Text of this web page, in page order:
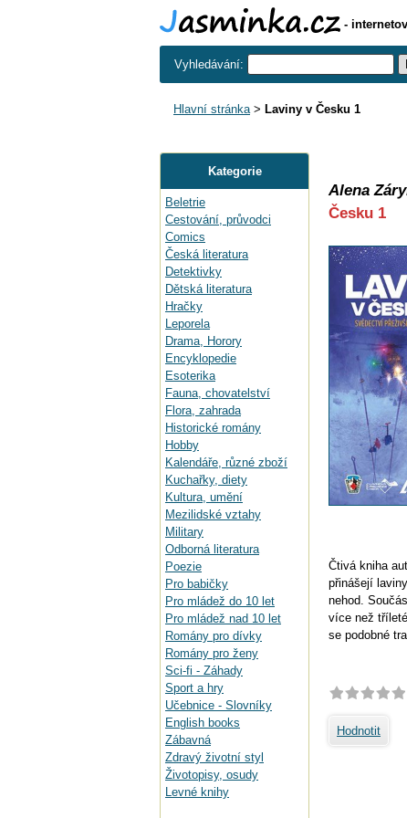
-
Vyhledávání:
Hlavní stránka> Laviny v Česku 1
Kategorie
Beletrie
Cestování, průvodci
Comics
Česká literatura
Detektivky
Dětská literatura
Hračky
Leporela
Drama, Horory
Encyklopedie
Esoterika
Fauna, chovatelství
Flora, zahrada
Historické romány
Hobby
Kalendáře, různé zboží
Kuchařky, diety
Kultura, umění
Mezilidské vztahy
Military
Odborná literatura
Poezie
Pro babičky
Pro mládež do 10 let
Pro mládež nad 10 let
Romány pro dívky
Romány pro ženy
Sci-fi - Záhady
Sport a hry
Učebnice - Slovníky
English books
Zábavná
Zdravý životní styl
Životopisy, osudy
Levné knihy
Alena
Česku 1
Čtivá kniha
přinášejí
nehod.
více než
se podobné
Hodnotit